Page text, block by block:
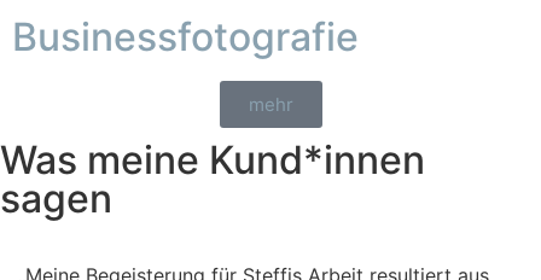
Businessfotografie
mehr
Was meine Kund*innen
sagen